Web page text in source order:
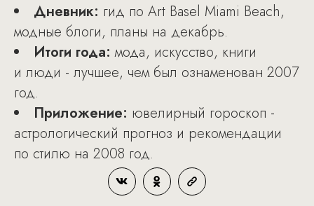
Дневник: гид по Art Basel Miami Beach,
модные блоги, планы на декабрь.
Итоги года: мода, искусство, книги
и люди - лучшее, чем был ознаменован 2007
год.
Приложение: ювелирный гороскоп -
астрологический прогноз и рекомендации
по стилю на 2008 год.